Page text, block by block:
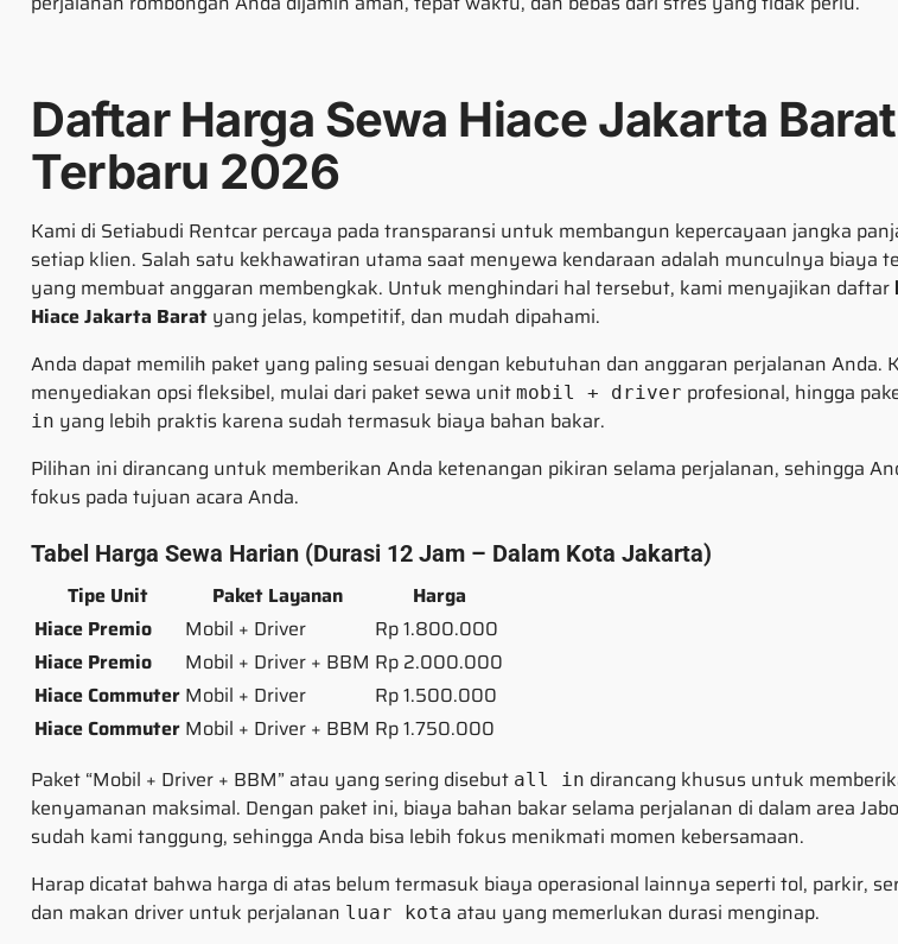
Daftar Harga Sewa Hiace Jakarta Barat
Terbaru 2026
Kami di Setiabudi Rentcar percaya pada transparansi untuk membangun kepercayaan jangka
setiap klien. Salah satu kekhawatiran utama saat menyewa kendaraan adalah munculnya biaya
yang membuat anggaran membengkak. Untuk menghindari hal tersebut, kami menyajikan daftar
Hiace Jakarta Barat yang jelas, kompetitif, dan mudah dipahami.
Anda dapat memilih paket yang paling sesuai dengan kebutuhan dan anggaran perjalanan Anda.
menyediakan opsi fleksibel, mulai dari paket sewa unit mobil + driver profesional, hingga
in yang lebih praktis karena sudah termasuk biaya bahan bakar.
Pilihan ini dirancang untuk memberikan Anda ketenangan pikiran selama perjalanan, sehingga
fokus pada tujuan acara Anda.
Tabel Harga Sewa Harian (Durasi 12 Jam – Dalam Kota Jakarta)
Tipe Unit Paket Layanan
Harga
Hiace Premio
Mobil + Driver
Rp 1.800.000
Hiace Premio
Mobil + Driver + BBM Rp 2.000.000
Hiace Commuter Mobil + Driver
Rp 1.500.000
Hiace Commuter Mobil + Driver + BBM Rp 1.750.000
Paket “Mobil + Driver + BBM” atau yang sering disebut all in dirancang khusus untuk
kenyamanan maksimal. Dengan paket ini, biaya bahan bakar selama perjalanan di dalam area
sudah kami tanggung, sehingga Anda bisa lebih fokus menikmati momen kebersamaan.
Harap dicatat bahwa harga di atas belum termasuk biaya operasional lainnya seperti tol, parkir,
dan makan driver untuk perjalanan luar kota atau yang memerlukan durasi menginap.